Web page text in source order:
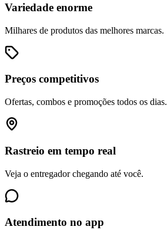
Variedade enorme
Milhares de produtos das melhores marcas.
Preços competitivos
Ofertas, combos e promoções todos os dias.
Rastreio em tempo real
Veja o entregador chegando até você.
Atendimento no app